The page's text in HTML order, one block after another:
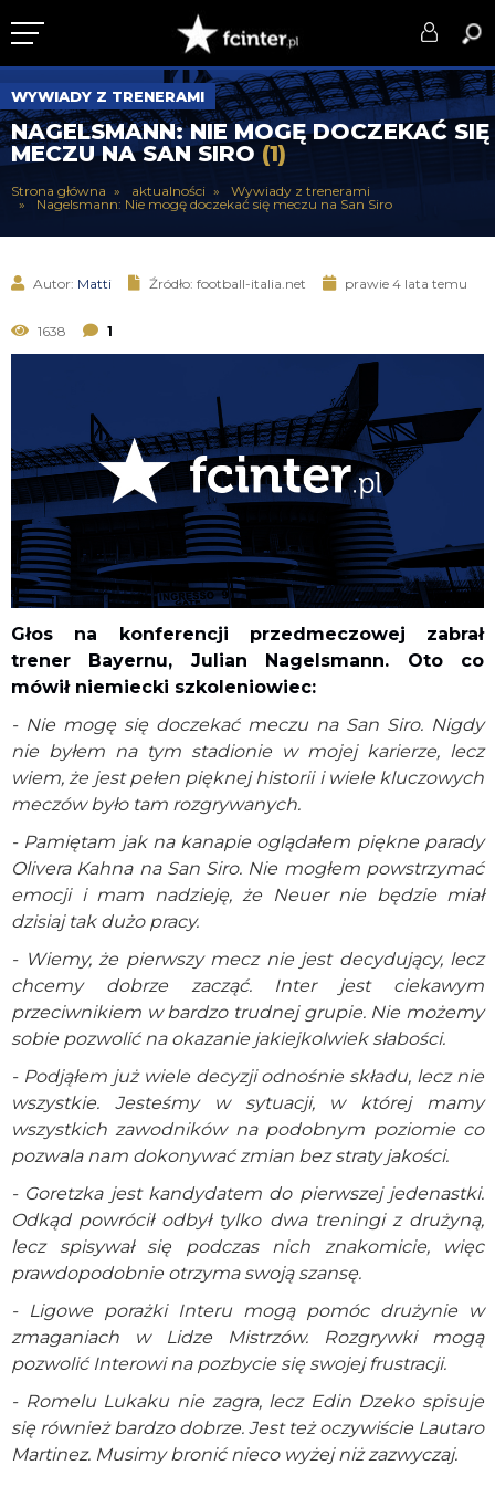
KLUB
DRUŻYNA
SERIE A
PUCHARY
DLA TIFOSICH
SERWIS
WYWIADY Z TRENERAMI
NAGELSMANN: NIE MOGĘ DOCZEKAĆ SIĘ
MECZU NA SAN SIRO (1)
Strona główna aktualności
Wywiady z trenerami
Nagelsmann: Nie mogę doczekać się meczu na San Siro
Autor: Matti Źródło: football-italia.net prawie 4 lata temu
1638 1
Głos na konferencji przedmeczowej zabrał
trener Bayernu, Julian Nagelsmann. Oto co
mówił niemiecki szkoleniowiec:
- Nie mogę się doczekać meczu na San Siro. Nigdy
nie byłem na tym stadionie w mojej karierze, lecz
wiem, że jest pełen pięknej historii i wiele kluczowych
meczów było tam rozgrywanych.
- Pamiętam jak na kanapie oglądałem piękne parady
Olivera Kahna na San Siro. Nie mogłem powstrzymać
emocji i mam nadzieję, że Neuer nie będzie miał
dzisiaj tak dużo pracy.
- Wiemy, że pierwszy mecz nie jest decydujący, lecz
chcemy dobrze zacząć. Inter jest ciekawym
przeciwnikiem w bardzo trudnej grupie. Nie możemy
sobie pozwolić na okazanie jakiejkolwiek słabości.
- Podjąłem już wiele decyzji odnośnie składu, lecz nie
wszystkie. Jesteśmy w sytuacji, w której mamy
wszystkich zawodników na podobnym poziomie co
pozwala nam dokonywać zmian bez straty jakości.
- Goretzka jest kandydatem do pierwszej jedenastki.
Odkąd powrócił odbył tylko dwa treningi z drużyną,
lecz spisywał się podczas nich znakomicie, więc
prawdopodobnie otrzyma swoją szansę.
- Ligowe porażki Interu mogą pomóc drużynie w
zmaganiach w Lidze Mistrzów. Rozgrywki mogą
pozwolić Interowi na pozbycie się swojej frustracji.
- Romelu Lukaku nie zagra, lecz Edin Dzeko spisuje
się również bardzo dobrze. Jest też oczywiście Lautaro
Martinez. Musimy bronić nieco wyżej niż zazwyczaj.